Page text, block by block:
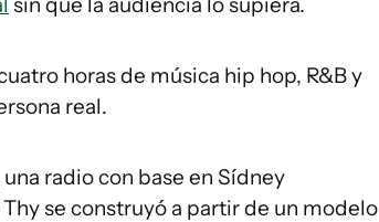
horas de música hip hop, R&B y
real.
radio con base en Sídney
se construyó a partir de un modelo